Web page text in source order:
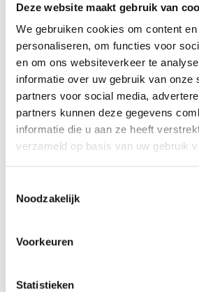
Deze website maakt gebruik van
We gebruiken cookies om content
personaliseren, om functies voor
en om ons websiteverkeer te
informatie over uw gebruik van onze
partners voor social media,
partners kunnen deze gegevens
informatie die u aan ze heeft
verzameld op basis van uw gebruik
Noodzakelijk
Voorkeuren
Statistieken
0 sterren op basis van 0
JE BEOORDELING
GERELATEERDE